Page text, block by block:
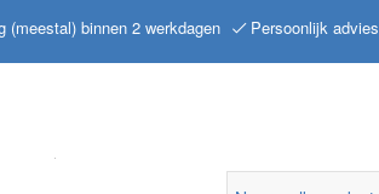
(meestal) binnen 2 werkdagen Persoonlijk advies